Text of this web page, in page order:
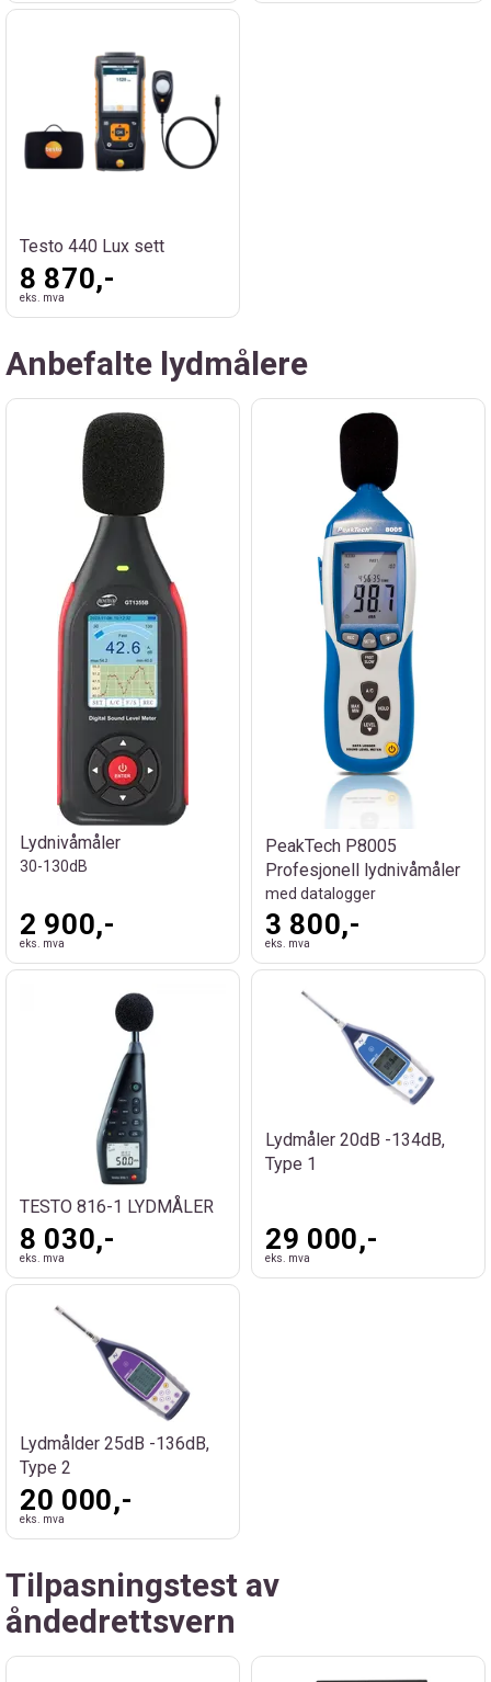
Testo 440 Lux sett
8 870,-
eks. mva
Anbefalte lydmålere
Lydnivåmåler
30-130dB
2 900,-
eks. mva
PeakTech P8005
Profesjonell lydnivåmåler
med datalogger
3 800,-
eks. mva
TESTO 816-1 LYDMÅLER
8 030,-
eks. mva
Lydmåler 20dB -134dB,
Type 1
29 000,-
eks. mva
Lydmålder 25dB -136dB,
Type 2
20 000,-
eks. mva
Tilpasningstest av
åndedrettsvern